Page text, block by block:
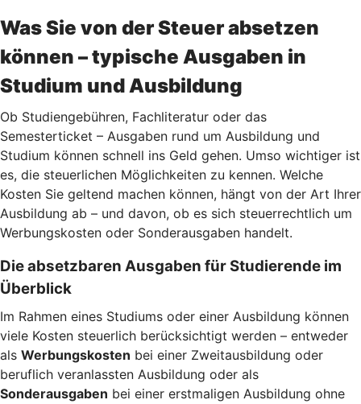
Was Sie von der Steuer absetzen
können – typische Ausgaben in
Studium und Ausbildung
Ob Studiengebühren, Fachliteratur oder das
Semesterticket – Ausgaben rund um Ausbildung und
Studium können schnell ins Geld gehen. Umso wichtiger ist
es, die steuerlichen Möglichkeiten zu kennen. Welche
Kosten Sie geltend machen können, hängt von der Art Ihrer
Ausbildung ab – und davon, ob es sich steuerrechtlich um
Werbungskosten oder Sonderausgaben handelt.
Die absetzbaren Ausgaben für Studierende im
Überblick
Im Rahmen eines Studiums oder einer Ausbildung können
viele Kosten steuerlich berücksichtigt werden – entweder
als Werbungskosten bei einer Zweitausbildung oder
beruflich veranlassten Ausbildung oder als
Sonderausgaben bei einer erstmaligen Ausbildung ohne